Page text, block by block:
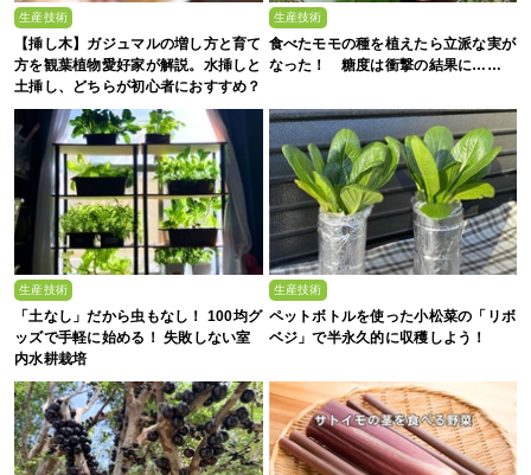
生産技術
【挿し木】ガジュマルの増し方と育て
方を観葉植物愛好家が解説。水挿しと
土挿し、どちらが初心者におすすめ？
生産技術
食べたモモの種を植えたら立派な実が
なった！ 糖度は衝撃の結果に……
生産技術
「土なし」だから虫もなし！ 100均グ
ッズで手軽に始める！ 失敗しない室
内水耕栽培
生産技術
ペットボトルを使った小松菜の「リボ
ベジ」で半永久的に収穫しよう！